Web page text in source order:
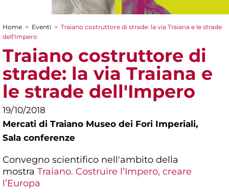
Tu sei qui
Home > Eventi > Traiano costruttore di strade: la via Traiana e le strade
dell'Impero
Traiano costruttore di
strade: la via Traiana e
le strade dell'Impero
19/10/2018
Mercati di Traiano Museo dei Fori Imperiali,
Sala conferenze
Convegno scientifico nell'ambito della
mostra Traiano. Costruire l’Impero, creare
l’Europa